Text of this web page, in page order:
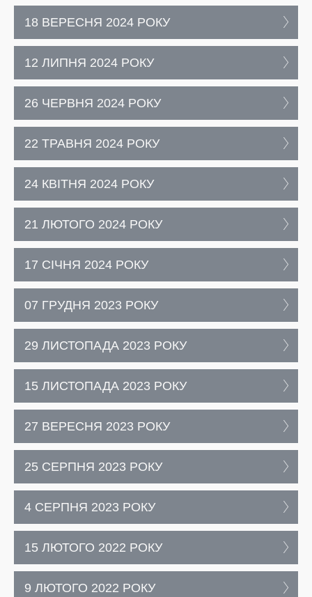
18 ВЕРЕСНЯ 2024 РОКУ
12 ЛИПНЯ 2024 РОКУ
26 ЧЕРВНЯ 2024 РОКУ
22 ТРАВНЯ 2024 РОКУ
24 КВІТНЯ 2024 РОКУ
21 ЛЮТОГО 2024 РОКУ
17 СІЧНЯ 2024 РОКУ
07 ГРУДНЯ 2023 РОКУ
29 ЛИСТОПАДА 2023 РОКУ
15 ЛИСТОПАДА 2023 РОКУ
27 ВЕРЕСНЯ 2023 РОКУ
25 СЕРПНЯ 2023 РОКУ
4 СЕРПНЯ 2023 РОКУ
15 ЛЮТОГО 2022 РОКУ
9 ЛЮТОГО 2022 РОКУ